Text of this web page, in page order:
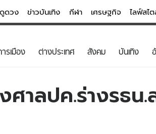
ดูดวง ข่าวบันเทิง กีฬา เศรษฐกิจ ไลฟ์สไ
ดูดวง - ตรวจหวย
สถิติหวยไทย
วั
ารเมือง ต่างประเทศ สังคม บันเทิง
าลปค.ร่างรธน.